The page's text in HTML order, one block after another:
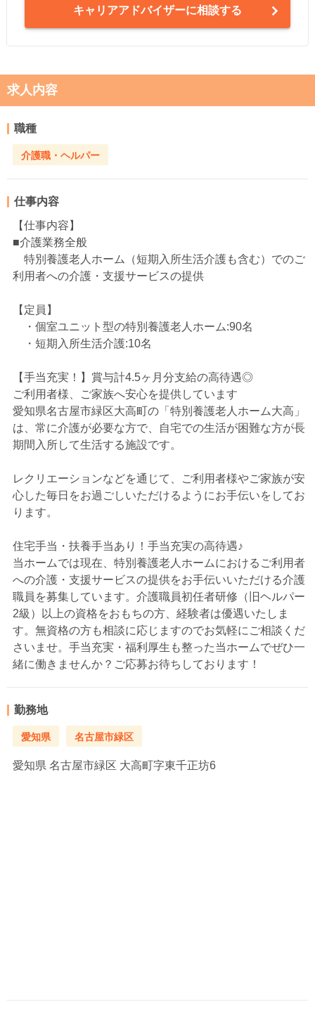
キャリアアドバイザーに相談する
求人内容
職種
介護職・ヘルパー
仕事内容
【仕事内容】
■介護業務全般
特別養護老人ホーム（短期入所生活介護も含む）でのご
利用者への介護・支援サービスの提供
【定員】
・個室ユニット型の特別養護老人ホーム:90名
・短期入所生活介護:10名
【手当充実！】賞与計4.5ヶ月分支給の高待遇◎
ご利用者様、ご家族へ安心を提供しています
愛知県名古屋市緑区大高町の「特別養護老人ホーム大高」
は、常に介護が必要な方で、自宅での生活が困難な方が長
期間入所して生活する施設です。
レクリエーションなどを通じて、ご利用者様やご家族が安
心した毎日をお過ごしいただけるようにお手伝いをしてお
ります。
住宅手当・扶養手当あり！手当充実の高待遇♪
当ホームでは現在、特別養護老人ホームにおけるご利用者
への介護・支援サービスの提供をお手伝いいただける介護
職員を募集しています。介護職員初任者研修（旧ヘルパー
2級）以上の資格をおもちの方、経験者は優遇いたしま
す。無資格の方も相談に応じますのでお気軽にご相談くだ
さいませ。手当充実・福利厚生も整った当ホームでぜひ一
緒に働きませんか？ご応募お待ちしております！
勤務地
愛知県 名古屋市緑区
愛知県 名古屋市緑区 大高町字東千正坊6